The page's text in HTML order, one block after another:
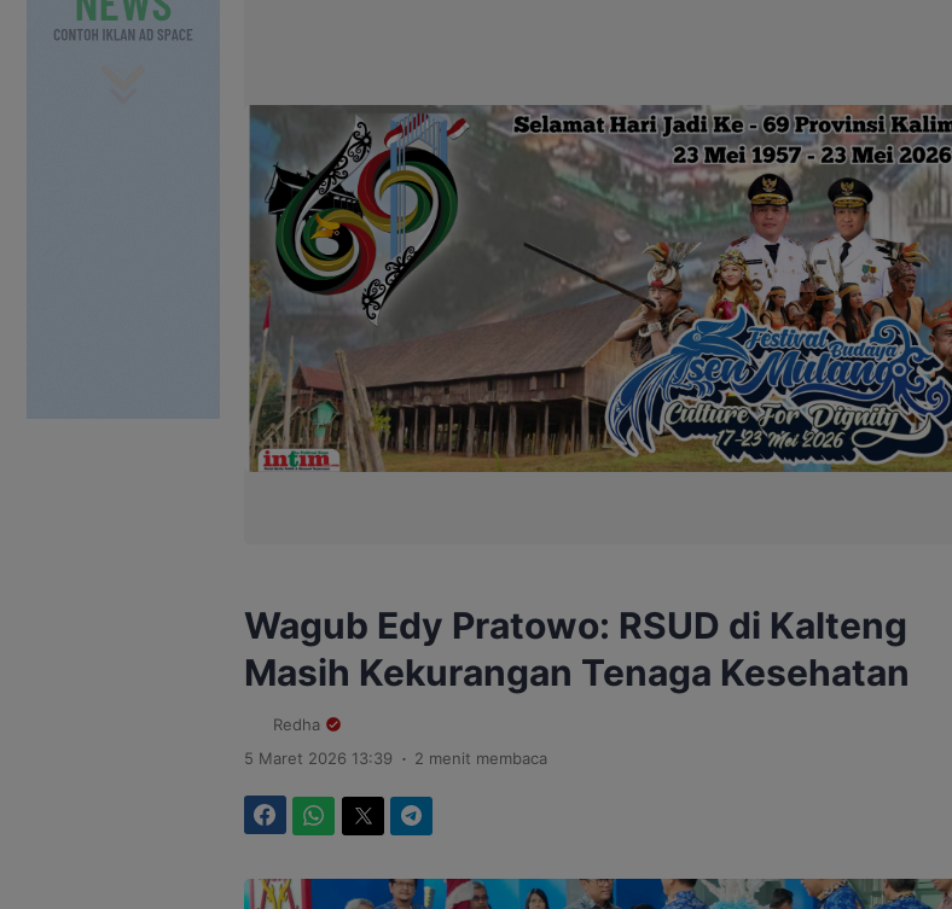
Wagub Edy Pratowo: RSUD di Kalteng
Masih Kekurangan Tenaga Kesehatan
Redha
5 Maret 2026 13:39 . 2 menit membaca